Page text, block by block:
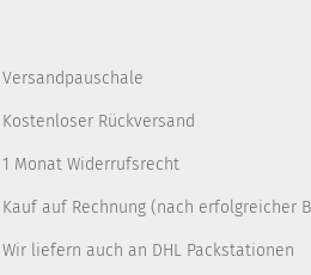
Versandpauschale
Kostenloser Rückversand
1 Monat Widerrufsrecht
Kauf auf Rechnung (nach erfolgreicher
Wir liefern auch an DHL Packstationen